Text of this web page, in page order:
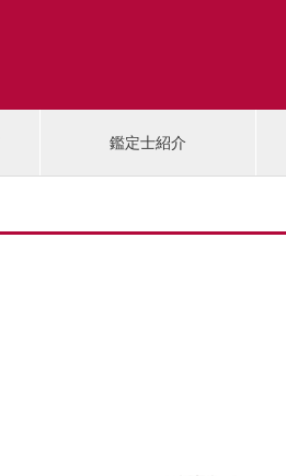
鑑定士紹介